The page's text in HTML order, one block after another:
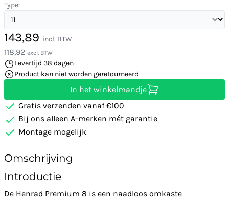
Type:
143,89 incl. BTW
118,92 excl. BTW
Levertijd 38 dagen
Product kan niet worden geretourneerd
In het winkelmandje
Gratis verzenden vanaf €100
Bij ons alleen A-merken mét garantie
Montage mogelijk
Omschrijving
Introductie
De Henrad Premium 8 is een naadloos omkaste